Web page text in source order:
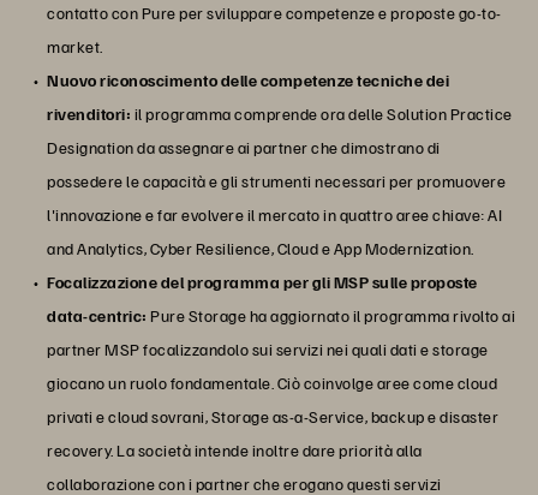
contatto con Pure per sviluppare competenze e proposte go-to-
market.
Nuovo riconoscimento delle competenze tecniche dei
rivenditori: il programma comprende ora delle Solution Practice
Designation da assegnare ai partner che dimostrano di
possedere le capacità e gli strumenti necessari per promuovere
l'innovazione e far evolvere il mercato in quattro aree chiave: AI
and Analytics, Cyber Resilience, Cloud e App Modernization.
Focalizzazione del programma per gli MSP sulle proposte
data-centric: Pure Storage ha aggiornato il programma rivolto ai
partner MSP focalizzandolo sui servizi nei quali dati e storage
giocano un ruolo fondamentale. Ciò coinvolge aree come cloud
privati e cloud sovrani, Storage as-a-Service, backup e disaster
recovery. La società intende inoltre dare priorità alla
collaborazione con i partner che erogano questi servizi